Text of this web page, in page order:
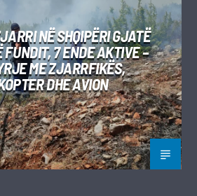
NË SHQIPËRI GJATË
FUNDIT, 7 ENDE AKTIVE –
ME ZJARRFIKËS,
DHE AVION